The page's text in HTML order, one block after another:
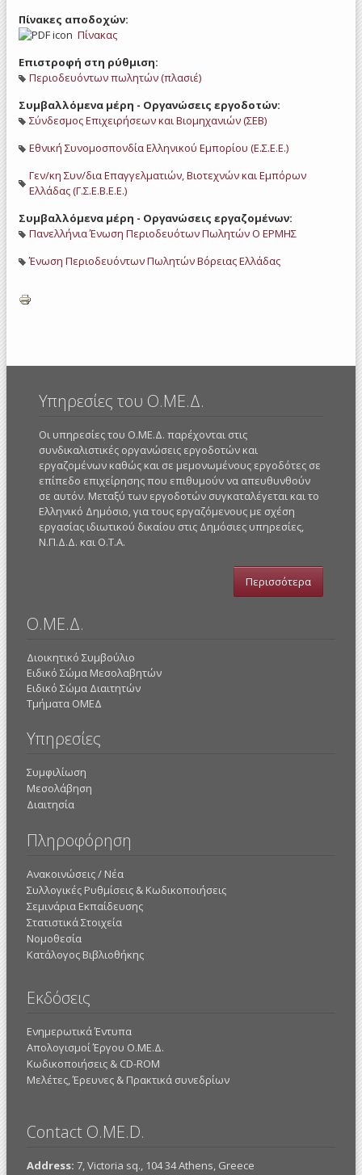
Πίνακες αποδοχών:
Πίνακας
Επιστροφή στη ρύθμιση:
Περιοδευόντων πωλητών (πλασιέ)
Συμβαλλόμενα μέρη - Οργανώσεις εργοδοτών:
Σύνδεσμος Επιχειρήσεων και Βιομηχανιών (ΣΕΒ)
Εθνική Συνομοσπονδία Ελληνικού Εμπορίου (Ε.Σ.Ε.Ε.)
Γεν/κη Συν/δια Επαγγελματιών, Βιοτεχνών και Εμπόρων
Ελλάδας (Γ.Σ.Ε.Β.Ε.Ε.)
Συμβαλλόμενα μέρη - Οργανώσεις εργαζομένων:
Πανελλήνια Ένωση Περιοδευότων Πωλητών Ο ΕΡΜΗΣ
Ένωση Περιοδευόντων Πωλητών Βόρειας Ελλάδας
Υπηρεσίες του Ο.ΜΕ.Δ.
Οι υπηρεσίες του Ο.ΜΕ.Δ. παρέχονται στις
συνδικαλιστικές οργανώσεις εργοδοτών και
εργαζομένων καθώς και σε μεμονωμένους εργοδότες σε
επίπεδο επιχείρησης που επιθυμούν να απευθυνθούν
σε αυτόν. Μεταξύ των εργοδοτών συγκαταλέγεται και το
Ελληνικό Δημόσιο, για τους εργαζόμενους με σχέση
εργασίας ιδιωτικού δικαίου στις Δημόσιες υπηρεσίες,
Ν.Π.Δ.Δ. και Ο.Τ.Α.
Περισσότερα
Ο.ΜΕ.Δ.
Διοικητικό Συμβούλιο
Ειδικό Σώμα Μεσολαβητών
Ειδικό Σώμα Διαιτητών
Τμήματα ΟΜΕΔ
Υπηρεσίες
Συμφιλίωση
Μεσολάβηση
Διαιτησία
Πληροφόρηση
Ανακοινώσεις / Νέα
Συλλογικές Ρυθμίσεις & Κωδικοποιήσεις
Σεμινάρια Εκπαίδευσης
Στατιστικά Στοιχεία
Νομοθεσία
Κατάλογος Βιβλιοθήκης
Εκδόσεις
Ενημερωτικά Έντυπα
Απολογισμοί Έργου Ο.ΜΕ.Δ.
Κωδικοποιήσεις & CD-ROM
Mελέτες, Έρευνες & Πρακτικά συνεδρίων
Contact O.ME.D.
Address: 7, Victoria sq., 104 34 Athens, Greece